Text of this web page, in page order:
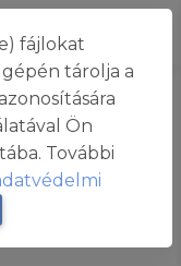
fájlokat
tárolja a
Ön
További